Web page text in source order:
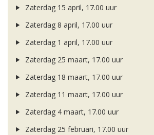
Zaterdag 15 april, 17.00 uur
Zaterdag 8 april, 17.00 uur
Zaterdag 1 april, 17.00 uur
Zaterdag 25 maart, 17.00 uur
Zaterdag 18 maart, 17.00 uur
Zaterdag 11 maart, 17.00 uur
Zaterdag 4 maart, 17.00 uur
Zaterdag 25 februari, 17.00 uur